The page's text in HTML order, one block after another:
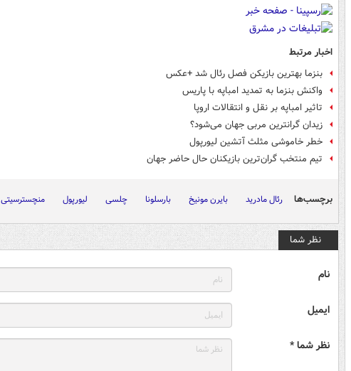
اخبار مرتبط
بنزما بهترین بازیکن فصل رئال شد +عکس
واکنش بنزما به تمدید امباپه با پاریس
تاثیر امباپه بر نقل و انتقالات اروپا
زیدان گرانترین مربی جهان می‌شود؟
خطر خاموشی مثلث آتشین لیورپول
تیم منتخب گران‌ترین بازیکنان حال حاضر جهان
برچسب‌ها رئال مادرید بایرن مونیخ بارسلونا چلسی لیورپول منچسترسیتی
نظر شما
نام
ایمیل
نظر شما *